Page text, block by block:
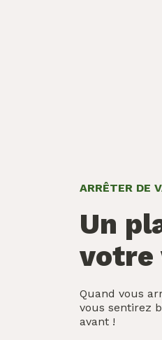
ARRÊTER DE
Un
votre
Quand vous
vous sentirez
avant !